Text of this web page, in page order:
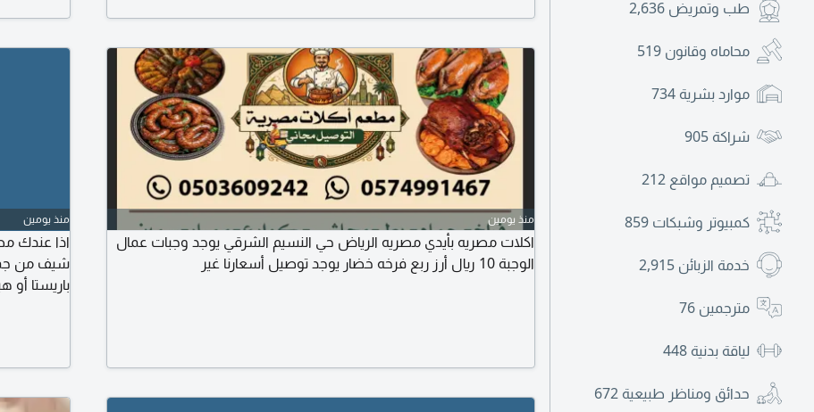
طب وتمريض 2,636
محاماه وقانون 519
موارد بشرية 734
شراكة 905
تصميم مواقع 212
كمبيوتر وشبكات 859
خدمة الزبائن 2,915
مترجمين 76
لياقة بدنية 448
حدائق ومناظر طبيعية 672
منذ يومين
اكلات مصريه بأيدي مصريه الرياض حي النسيم الشرقي يوجد وجبات عمال
الوجبة 10 ريال أرز ربع فرخه خضار يوجد توصيل أسعارنا غير
منذ يومين
اذا عندك
شيف من
باريستا أو
الرجاء